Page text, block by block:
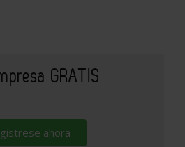
GRATIS
ahora